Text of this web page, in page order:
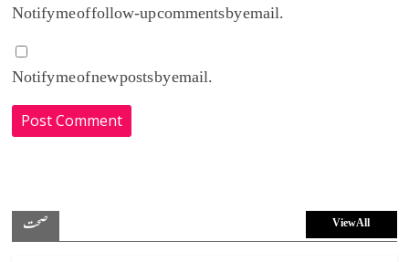
Notify me of follow-up comments by email.
Notify me of new posts by email.
صحت View All